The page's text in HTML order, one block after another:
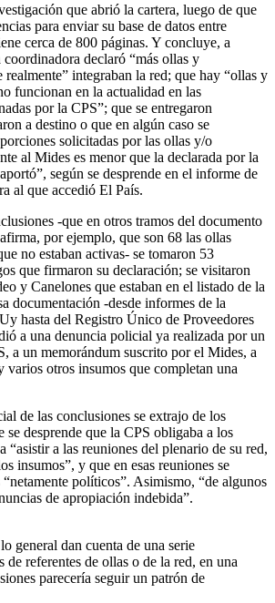
que abrió la cartera, luego de que
para enviar su base de datos entre
cerca de 800 páginas. Y concluye, a
coordinadora declaró “más ollas y
realmente” integraban la red; que hay “ollas y
funcionan en la actualidad en las
por la CPS”; que se entregaron
a destino o que en algún caso se
solicitadas por las ollas y/o
al Mides es menor que la declarada por la
según se desprende en el informe de
al que accedió El País.
-que en otros tramos del documento
por ejemplo, que son 68 las ollas
no estaban activas- se tomaron 53
que firmaron su declaración; se visitaron
y Canelones que estaban en el listado de la
documentación -desde informes de la
hasta del Registro Único de Proveedores
a una denuncia policial ya realizada por un
a un memorándum suscrito por el Mides, a
otros insumos que completan una
de las conclusiones se extrajo de los
se desprende que la CPS obligaba a los
“asistir a las reuniones del plenario de su red,
insumos”, y que en esas reuniones se
políticos”. Asimismo, “de algunos
de apropiación indebida”.
general dan cuenta de una serie
de referentes de ollas o de la red, en una
parecería seguir un patrón de